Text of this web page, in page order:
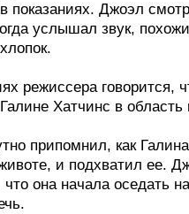
показаниях. Джоэл
услышал звук,
режиссера говорится,
Хатчинс в область
припомнил, как
и подхватил ее.
что она начала оседать